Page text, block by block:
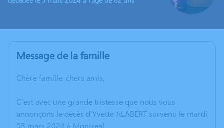
Message de la famille
Chère famille, chers amis,
C’est avec une grande tristesse que nous vous
annonçons le décès d’Yvette ALABERT survenu le mardi
05 mars 2024 à Montreal.